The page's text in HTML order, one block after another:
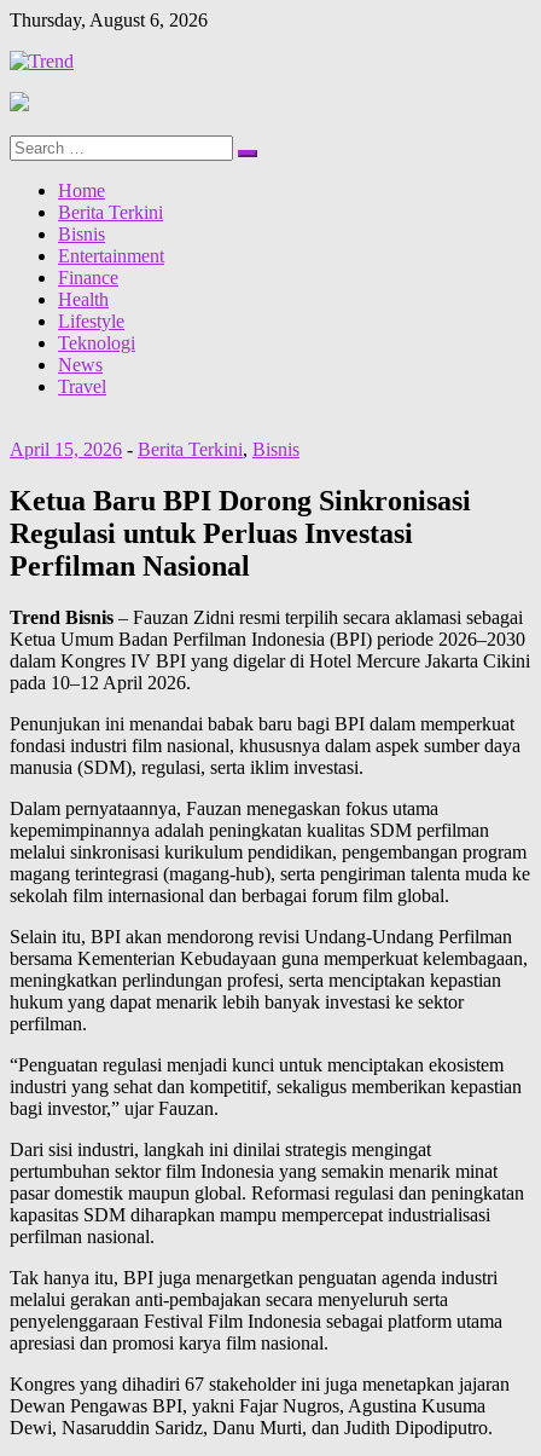
Thursday, August 6, 2026
Search
for:
Search
Home
Berita Terkini
Bisnis
Entertainment
Finance
Health
Lifestyle
Teknologi
News
Travel
April 15, 2026 - Berita Terkini, Bisnis
Ketua Baru BPI Dorong Sinkronisasi
Regulasi untuk Perluas Investasi
Perfilman Nasional
Trend Bisnis – Fauzan Zidni resmi terpilih secara aklamasi sebagai
Ketua Umum Badan Perfilman Indonesia (BPI) periode 2026–2030
dalam Kongres IV BPI yang digelar di Hotel Mercure Jakarta Cikini
pada 10–12 April 2026.
Penunjukan ini menandai babak baru bagi BPI dalam memperkuat
fondasi industri film nasional, khususnya dalam aspek sumber daya
manusia (SDM), regulasi, serta iklim investasi.
Dalam pernyataannya, Fauzan menegaskan fokus utama
kepemimpinannya adalah peningkatan kualitas SDM perfilman
melalui sinkronisasi kurikulum pendidikan, pengembangan program
magang terintegrasi (magang-hub), serta pengiriman talenta muda ke
sekolah film internasional dan berbagai forum film global.
Selain itu, BPI akan mendorong revisi Undang-Undang Perfilman
bersama Kementerian Kebudayaan guna memperkuat kelembagaan,
meningkatkan perlindungan profesi, serta menciptakan kepastian
hukum yang dapat menarik lebih banyak investasi ke sektor
perfilman.
“Penguatan regulasi menjadi kunci untuk menciptakan ekosistem
industri yang sehat dan kompetitif, sekaligus memberikan kepastian
bagi investor,” ujar Fauzan.
Dari sisi industri, langkah ini dinilai strategis mengingat
pertumbuhan sektor film Indonesia yang semakin menarik minat
pasar domestik maupun global. Reformasi regulasi dan peningkatan
kapasitas SDM diharapkan mampu mempercepat industrialisasi
perfilman nasional.
Tak hanya itu, BPI juga menargetkan penguatan agenda industri
melalui gerakan anti-pembajakan secara menyeluruh serta
penyelenggaraan Festival Film Indonesia sebagai platform utama
apresiasi dan promosi karya film nasional.
Kongres yang dihadiri 67 stakeholder ini juga menetapkan jajaran
Dewan Pengawas BPI, yakni Fajar Nugros, Agustina Kusuma
Dewi, Nasaruddin Saridz, Danu Murti, dan Judith Dipodiputro.